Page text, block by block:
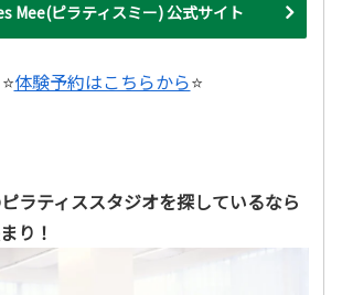
Mee(ピラティスミー) 公式サイト
⭐体験予約はこちらから⭐
ラティススタジオを探しているなら
り！